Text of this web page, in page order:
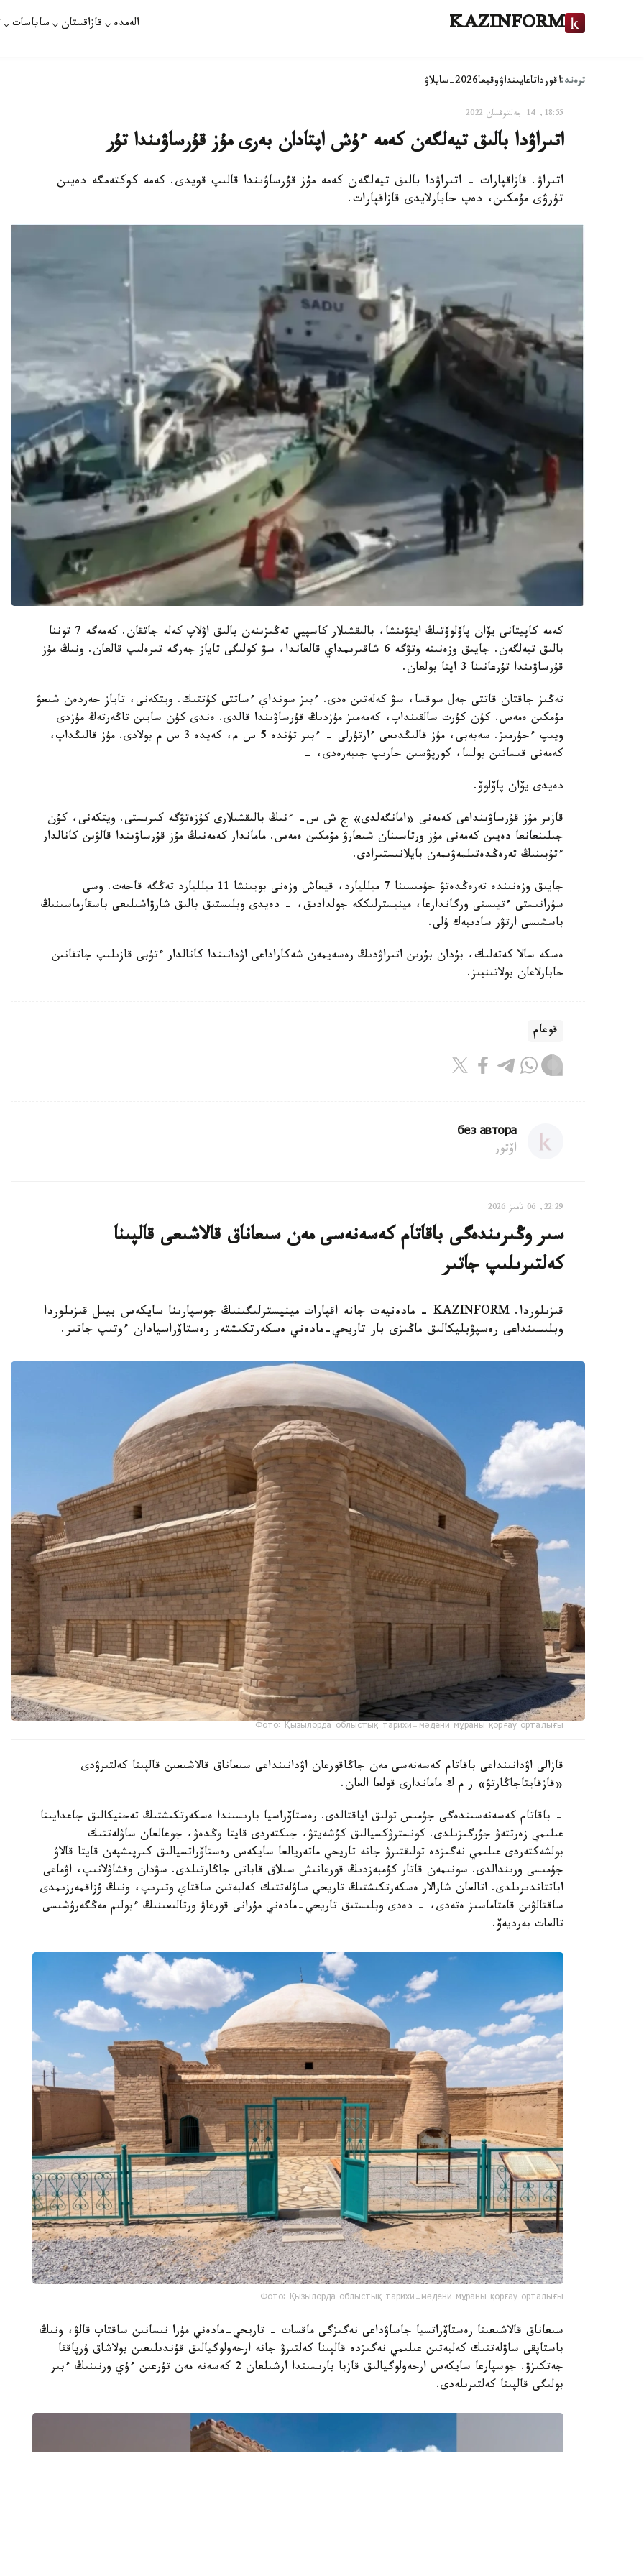
KAZINFORM الەمدە قازاقستان ساياسات
ترەند:اقورداتاعايىنداۋوقيعا2026-سايلاۋ
18:55, 14 جەلتوقسان 2022
اتىراۋدا بالىق تيەلگەن كەمە ءۇش اپتادان بەرى مۇز قۇرساۋىندا تۇر
اتىراۋ. قازاقپارات - اتىراۋدا بالىق تيەلگەن كەمە مۇز قۇرساۋىندا قالىپ قويدى. كەمە كوكتەمگە دەيىن
تۇرۋى مۇمكىن، دەپ حابارلايدى قازاقپارات.
كەمە كاپيتانى يۆان پاۆلوۆتىڭ ايتۋىنشا، بالىقشىلار كاسپيي تەڭىزىنەن بالىق اۋلاپ كەلە جاتقان. كەمەگە 7 توننا
بالىق تيەلگەن. جايىق وزەنىنە وتۋگە 6 شاقىرىمداي قالعاندا، سۋ كولىگى تاياز جەرگە تىرەلىپ قالعان. ونىڭ مۇز
قۇرساۋىندا تۇرعانىنا 3 اپتا بولعان.
تەڭىز جاقتان قاتتى جەل سوقسا، سۋ كەلەتىن ەدى. ءبىز سونداي ءساتتى كۇتتىك. ويتكەنى، تاياز جەردەن شىعۋ
مۇمكىن ەمەس. كۇن كۇرت سالقىنداپ، كەمەمىز مۇزدىڭ قۇرساۋىندا قالدى. ەندى كۇن سايىن تاڭەرتەڭ مۇزدى
ويىپ ءجۇرمىز. سەبەبى، مۇز قالىڭدىعى ءارتۇرلى - ءبىر تۇندە 5 س م، كەيدە 3 س م بولادى. مۇز قالىڭداپ،
كەمەنى قىساتىن بولسا، كورپۋسىن جارىپ جىبەرەدى، -
دەيدى يۆان پاۆلوۆ.
قازىر مۇز قۇرساۋىنداعى كەمەنى «امانگەلدى» ج ش س- ءنىڭ بالىقشىلارى كۇزەتۋگە كىرىستى. ويتكەنى، كۇن
جىلىنعانعا دەيىن كەمەنى مۇز ورتاسىنان شىعارۋ مۇمكىن ەمەس. ماماندار كەمەنىڭ مۇز قۇرساۋىندا قالۋىن كانالدار
ءتۇبىنىڭ تەرەڭدەتىلمەۋىمەن بايلانىستىرادى.
جايىق وزەنىندە تەرەڭدەتۋ جۇمىسىنا 7 ميلليارد، قيعاش وزەنى بويىنشا 11 ميلليارد تەڭگە قاجەت. وسى
سۇرانىستى ءتيىستى ورگاندارعا، مينيسترلىككە جولدادىق، - دەيدى وبلىستىق بالىق شارۋاشىلىعى باسقارماسىنىڭ
باسشىسى ارتۋر سادىبەك ۇلى.
ەسكە سالا كەتەلىك، بۇدان بۇرىن اتىراۋدىڭ رەسەيمەن شەكاراداعى اۋدانىندا كانالدار ءتۇبى قازىلىپ جاتقانىن
حابارلاعان بولاتىنبىز.
قوعام
без автора
اۆتور
22:29, 06 تامىز 2026
سىر وڭىرىندەگى باقاتام كەسەنەسى مەن سىعاناق قالاشىعى قالپىنا
كەلتىرىلىپ جاتىر
قىزىلوردا. KAZINFORM - مادەنيەت جانە اقپارات مينيسترلىگىنىڭ جوسپارىنا سايكەس بيىل قىزىلوردا
وبلىسىنداعى رەسپۋبليكالىق ماڭىزى بار تاريحي-مادەني ەسكەرتكىشتەر رەستاۆراسيادان ءوتىپ جاتىر.
Фото: Қызылорда облыстық тарихи-мәдени мұраны қорғау орталығы
قازالى اۋدانىنداعى باقاتام كەسەنەسى مەن جاڭاقورعان اۋدانىنداعى سىعاناق قالاشىعىن قالپىنا كەلتىرۋدى
«قازقايتاجاڭارتۋ» ر م ك ماماندارى قولعا العان.
- باقاتام كەسەنەسىندەگى جۇمىس تولىق اياقتالدى. رەستاۆراسيا بارىسىندا ەسكەرتكىشتىڭ تەحنيكالىق جاعدايىنا
عىلىمي زەرتتەۋ جۇرگىزىلدى. كونسترۋكسيالىق كۇشەيتۋ، جىكتەردى قايتا وڭدەۋ، جوعالعان ساۋلەتتىك
بولشەكتەردى عىلىمي نەگىزدە تولىقتىرۋ جانە تاريحي ماتەريالعا سايكەس رەستاۆراتسيالىق كىرپىشپەن قايتا قالاۋ
جۇمىسى ورىندالدى. سونىمەن قاتار كۇمبەزدىڭ قورعانىش سىلاق قاباتى جاڭارتىلدى. سۋدان وقشاۋلانىپ، اۋماعى
اباتتاندىرىلدى. اتالعان شارالار ەسكەرتكىشتىڭ تاريحي ساۋلەتتىك كەلبەتىن ساقتاي وتىرىپ، ونىڭ ۇزاقمەرزىمدى
ساقتالۋىن قامتاماسىز ەتەدى، - دەدى وبلىستىق تاريحي-مادەني مۇرانى قورعاۋ ورتالىعىنىڭ ءبولىم مەڭگەرۋشىسى
تالعات بەرديەۆ.
Фото: Қызылорда облыстық тарихи-мәдени мұраны қорғау орталығы
سىعاناق قالاشىعىنا رەستاۆراتسيا جاساۋداعى نەگىزگى ماقسات - تاريحي-مادەني مۇرا نىسانىن ساقتاپ قالۋ، ونىڭ
باستاپقى ساۋلەتتىك كەلبەتىن عىلىمي نەگىزدە قالپىنا كەلتىرۋ جانە ارحەولوگيالىق قۇندىلىعىن بولاشاق ۇرپاققا
جەتكىزۋ. جوسپارعا سايكەس ارحەولوگيالىق قازبا بارىسىندا ارشىلعان 2 كەسەنە مەن تۇرعىن ءۇي ورنىنىڭ ءبىر
بولىگى قالپىنا كەلتىرىلەدى.